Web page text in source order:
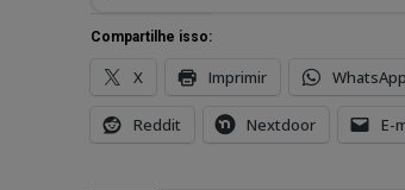
Compartilhe isso:
X Imprimir WhatsApp
Reddit Nextdoor E-